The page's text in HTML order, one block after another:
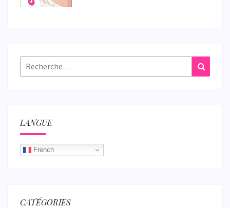
Rechercher :
LANGUE
French
CATÉGORIES